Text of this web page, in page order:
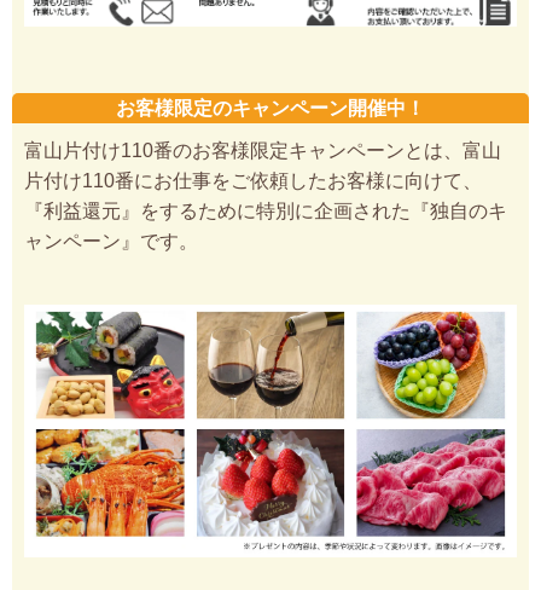
お客様限定のキャンペーン開催中！
富山片付け110番のお客様限定キャンペーンとは、富山
片付け110番にお仕事をご依頼したお客様に向けて、
『利益還元』をするために特別に企画された『独自のキ
ャンペーン』です。